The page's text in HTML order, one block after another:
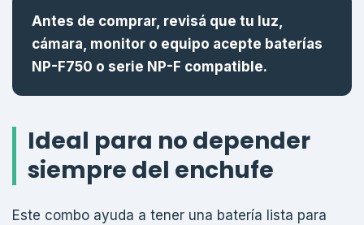
Antes de comprar, revisá que tu luz,
cámara, monitor o equipo acepte baterías
NP-F750 o serie NP-F compatible.
Ideal para no depender
siempre del enchufe
Este combo ayuda a tener una batería lista para